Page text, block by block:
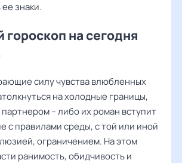
знаки.
на сегодня
силу чувства влюбленных
на холодные границы,
– либо их роман вступит
с правилами среды, с той или иной
ограничением. На этом
ранимость, обидчивость и